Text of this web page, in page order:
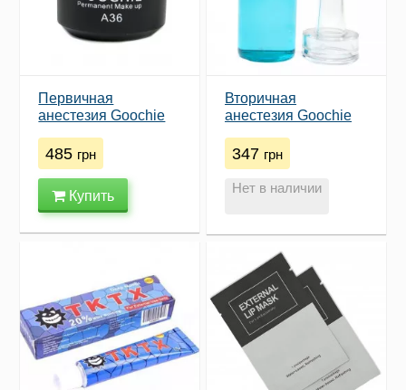
Первичная
анестезия Goochie
485 грн
Купить
Вторичная
анестезия Goochie
347 грн
Нет в наличии